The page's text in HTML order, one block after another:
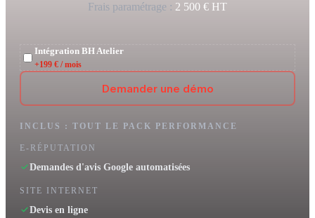
Frais paramétrage : 2 500 € HT
Intégration BH Atelier
+199 € / mois
Demander une démo
INCLUS : TOUT LE PACK PERFORMANCE
E-RÉPUTATION
Demandes d'avis Google automatisées
SITE INTERNET
Devis en ligne